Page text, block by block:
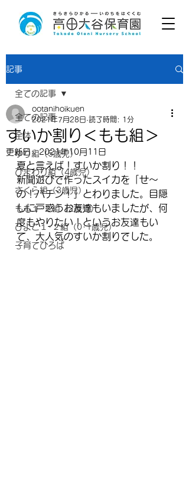
記事
全ての記事
全体
ゆり組（5歳児）
ひまわり組（4歳児）
さくら組（3歳児）
もも１･２組（2歳児）
ひよこ１･２組（0･1歳児）
子育てひろば
全ての記事
すいか割り＜もも組＞
ootanihoikuen
2021年7月28日 読了時間: 1分
更新日：2021年10月11日
夏と言えば！すいか割り！！
新聞遊びで作ったスイカを「せ～
の！パチン！」とわりました。目隠
しに戸惑うお友達もいましたが、何
度もやりたい！というお友達もい
て、大人気のすいか割りでした。